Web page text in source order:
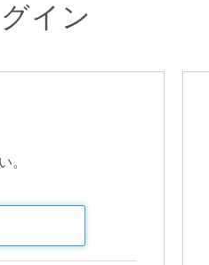
イン
。